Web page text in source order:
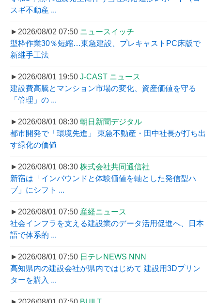
スギ不動産 ...
►2026/08/02 07:50 ニュースイッチ
型枠作業30％短縮…東急建設、プレキャストPC床版で
新継手工法
►2026/08/01 19:50 J-CAST ニュース
建設費高騰とマンション市場の変化、資産価値を守る
「管理」の ...
►2026/08/01 08:30 朝日新聞デジタル
都市開発で「環境先進」 東急不動産・田中社長が打ち出
す緑化の価値
►2026/08/01 08:30 株式会社共同通信社
新宿は「インバウンドと体験価値を軸とした発信型ハ
ブ」にシフト ...
►2026/08/01 07:50 産経ニュース
社会インフラを支える建設業のデータ活用促進へ、日本
語で体系的 ...
►2026/08/01 07:50 日テレNEWS NNN
高知県内の建設会社が県内ではじめて 建設用3Dプリン
ターを購入 ...